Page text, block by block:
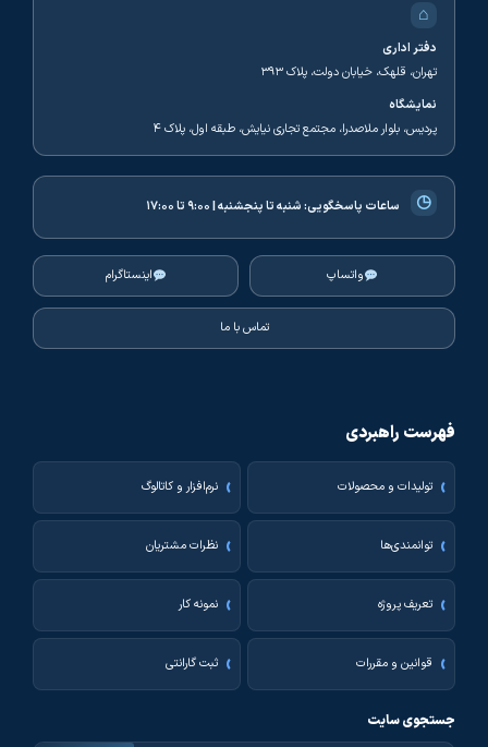
⌂
دفتر اداری
تهران، قلهک، خیابان دولت، پلاک ۳۹۳
نمایشگاه
پردیس، بلوار ملاصدرا، مجتمع تجاری نیایش، طبقه اول، پلاک ۴
◷ ساعات پاسخگویی:شنبه تا پنجشنبه | ۹:۰۰ تا ۱۷:۰۰
واتساپ اینستاگرام
تماس با ما
فهرست راهبردی
تولیدات و محصولات نرم‌افزار و کاتالوگ
توانمندی‌ها نظرات مشتریان
تعریف پروژه نمونه کار
قوانین و مقررات ثبت گارانتی
جستجوی سایت